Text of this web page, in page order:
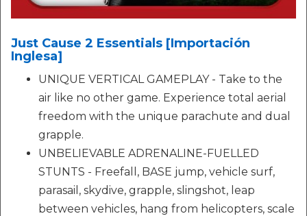
Just Cause 2 Essentials [Importación
Inglesa]
UNIQUE VERTICAL GAMEPLAY - Take to the
air like no other game. Experience total aerial
freedom with the unique parachute and dual
grapple.
UNBELIEVABLE ADRENALINE-FUELLED
STUNTS - Freefall, BASE jump, vehicle surf,
parasail, skydive, grapple, slingshot, leap
between vehicles, hang from helicopters, scale